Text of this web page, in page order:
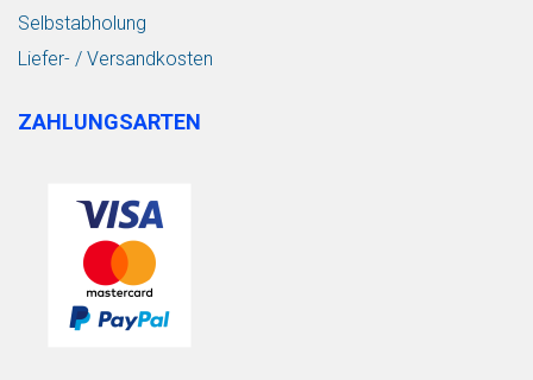
Selbstabholung
Liefer- / Versandkosten
ZAHLUNGSARTEN